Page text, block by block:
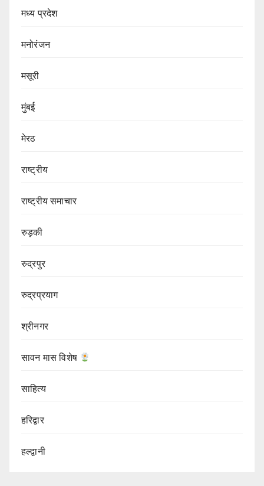
मध्य प्रदेश
मनोरंजन
मसूरी
मुंबई
मेरठ
राष्ट्रीय
राष्ट्रीय समाचार
रुड़की
रुद्रपुर
रुद्रप्रयाग
श्रीनगर
सावन मास विशेष
साहित्य
हरिद्वार
हल्द्वानी